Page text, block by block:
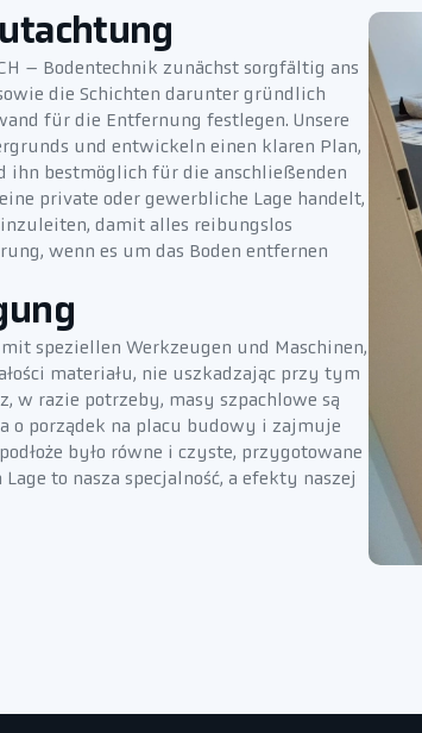
– Bodentechnik zunächst sorgfältig ans
die Schichten darunter gründlich
für die Entfernung festlegen. Unsere
und entwickeln einen klaren Plan,
ihn bestmöglich für die anschließenden
private oder gewerbliche Lage handelt,
damit alles reibungslos
wenn es um das Boden entfernen
speziellen Werkzeugen und Maschinen,
materiału, nie uszkadzając przy tym
w razie potrzeby, masy szpachlowe są
o porządek na placu budowy i zajmuje
było równe i czyste, przygotowane
to nasza specjalność, a efekty naszej